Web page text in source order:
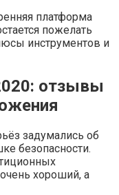
платформа
пожелать
инструментов и
отзывы
задумались об
безопасности.
хороший, а